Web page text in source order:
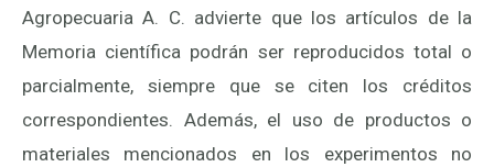
Agropecuaria A. C. advierte que los artículos de la
Memoria científica podrán ser reproducidos total o
parcialmente, siempre que se citen los créditos
correspondientes. Además, el uso de productos o
materiales mencionados en los experimentos no